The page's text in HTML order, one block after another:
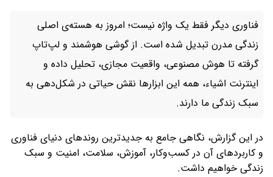
فناوری دیگر فقط یک واژه نیست؛ امروز به هسته‌ی اصلی
زندگی مدرن تبدیل شده است. از گوشی هوشمند و لپ‌تاپ
گرفته تا هوش مصنوعی، واقعیت مجازی، تحلیل داده و
اینترنت اشیاء، همه این ابزارها نقش حیاتی در شکل‌دهی به
سبک زندگی ما دارند.
در این گزارش، نگاهی جامع به جدیدترین روندهای دنیای فناوری
و کاربردهای آن در کسب‌وکار، آموزش، سلامت، امنیت و سبک
زندگی خواهیم داشت.